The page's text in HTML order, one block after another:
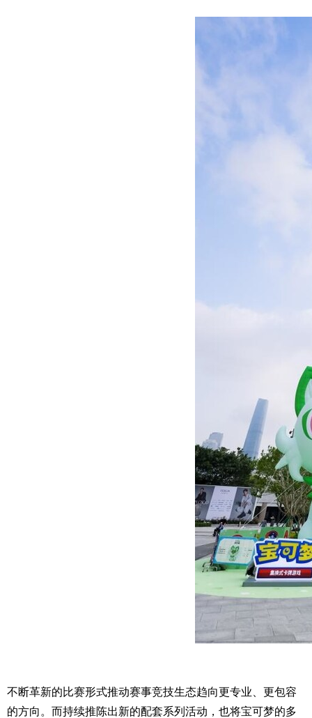
不断革新的比赛形式推动赛事竞技生态趋向更专业、更包容
的方向。而持续推陈出新的配套系列活动，也将宝可梦的多